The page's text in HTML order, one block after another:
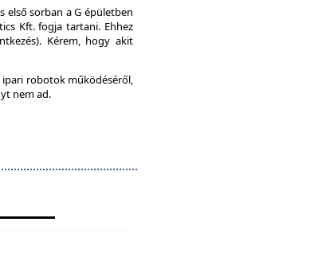
első sorban a G épületben
Kft. fogja tartani. Ehhez
Kérem, hogy akit
ipari robotok működéséről,
nem ad.